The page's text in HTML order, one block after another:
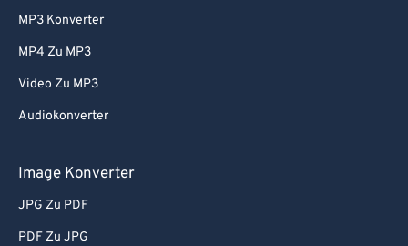
MP3 Konverter
MP4 Zu MP3
Video Zu MP3
Audiokonverter
Image Konverter
JPG Zu PDF
PDF Zu JPG